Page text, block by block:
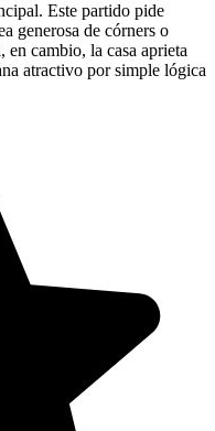
Este partido pide
generosa de córners o
en cambio, la casa aprieta
atractivo por simple lógica